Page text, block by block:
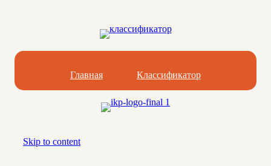
Главная Классификатор
Skip to content